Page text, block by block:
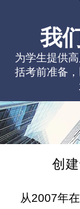
我
为学生提供
括考前准备
创
从2007年